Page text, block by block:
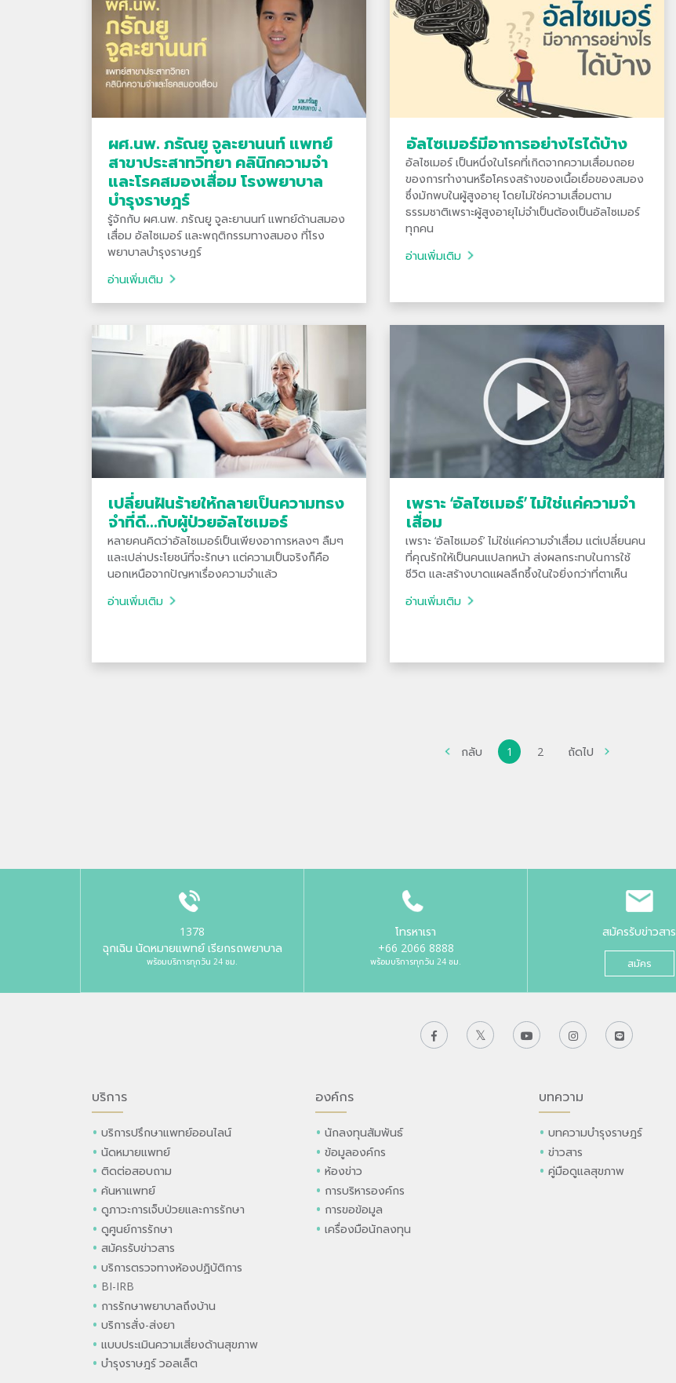
ผศ.นพ. ภรัณยู จูละยานนท์ แพทย์
สาขาประสาทวิทยา คลินิกความจำ
และโรคสมองเสื่อม โรงพยาบาล
บำรุงราษฎร์
รู้จักกับ ผศ.นพ. ภรัณยู จูละยานนท์ แพทย์ด้านสมอง
เสื่อม อัลไซเมอร์ และพฤติกรรมทางสมอง ที่โรง
พยาบาลบำรุงราษฎร์
อ่านเพิ่มเติม
อัลไซเมอร์มีอาการอย่างไรได้บ้าง
อัลไซเมอร์ เป็นหนึ่งในโรคที่เกิดจากความเสื่อมถอย
ของการทำงานหรือโครงสร้างของเนื้อเยื่อของสมอง
ซึ่งมักพบในผู้สูงอายุ โดยไม่ใช่ความเสื่อมตาม
ธรรมชาติเพราะผู้สูงอายุไม่จำเป็นต้องเป็นอัลไซเมอร์
ทุกคน
อ่านเพิ่มเติม
เปลี่ยนฝันร้ายให้กลายเป็นความทรง
จำที่ดี...กับผู้ป่วยอัลไซเมอร์
หลายคนคิดว่าอัลไซเมอร์เป็นเพียงอาการหลงๆ ลืมๆ
และเปล่าประโยชน์ที่จะรักษา แต่ความเป็นจริงก็คือ
นอกเหนือจากปัญหาเรื่องความจำแล้ว
อ่านเพิ่มเติม
เพราะ ‘อัลไซเมอร์’ ไม่ใช่แค่ความจำ
เสื่อม
เพราะ ‘อัลไซเมอร์’ ไม่ใช่แค่ความจำเสื่อม แต่เปลี่ยนคน
ที่คุณรักให้เป็นคนแปลกหน้า ส่งผลกระทบในการใช้
ชีวิต และสร้างบาดแผลลึกซึ้งในใจยิ่งกว่าที่ตาเห็น
อ่านเพิ่มเติม
กลับ 1 2 ถัดไป
1378
ฉุกเฉิน นัดหมายแพทย์ เรียกรถพยาบาล
พร้อมบริการทุกวัน 24 ชม.
โทรหาเรา
+66 2066 8888
พร้อมบริการทุกวัน 24 ชม.
สมัครรับข่าวสาร
สมัคร
บริการ
บริการปรึกษาแพทย์ออนไลน์
นัดหมายแพทย์
ติดต่อสอบถาม
ค้นหาแพทย์
ดูภาวะการเจ็บป่วยและการรักษา
ดูศูนย์การรักษา
สมัครรับข่าวสาร
บริการตรวจทางห้องปฏิบัติการ
BI-IRB
การรักษาพยาบาลถึงบ้าน
บริการสั่ง-ส่งยา
แบบประเมินความเสี่ยงด้านสุขภาพ
บำรุงราษฎร์ วอลเล็ต
องค์กร
นักลงทุนสัมพันธ์
ข้อมูลองค์กร
ห้องข่าว
การบริหารองค์กร
การขอข้อมูล
เครื่องมือนักลงทุน
บทความ
บทความบำรุงราษฎร์
ข่าวสาร
คู่มือดูแลสุขภาพ